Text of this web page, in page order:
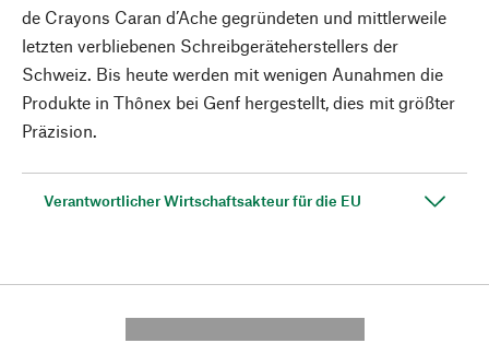
de Crayons Caran d’Ache gegründeten und mittlerweile
letzten verbliebenen Schreibgeräteherstellers der
Schweiz. Bis heute werden mit wenigen Aunahmen die
Produkte in Thônex bei Genf hergestellt, dies mit größter
Präzision.
Verantwortlicher Wirtschaftsakteur für die EU